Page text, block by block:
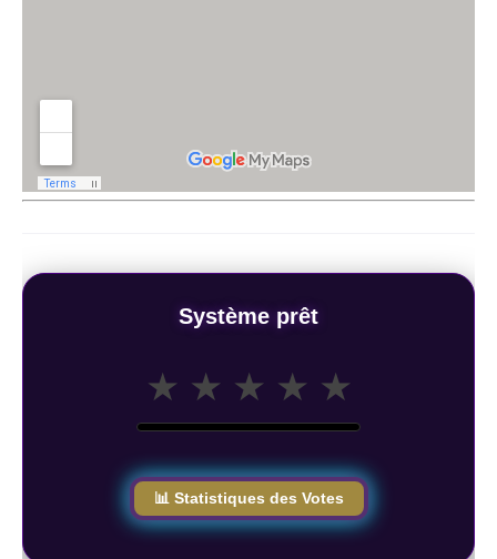
Système prêt
★ ★ ★ ★ ★
📊 Statistiques des Votes